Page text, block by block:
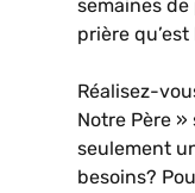
semaines de
prière
Réalisez-
Notre Père »
seulement
besoins?